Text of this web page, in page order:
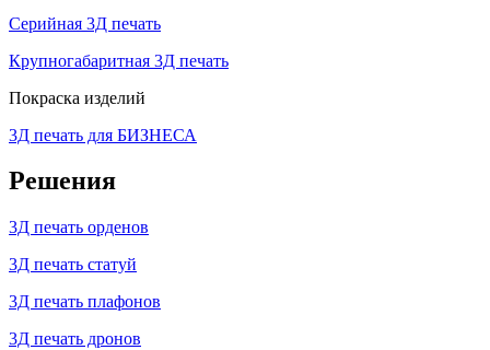
Серийная 3Д печать
Крупногабаритная 3Д печать
Покраска изделий
3Д печать для БИЗНЕСА
Решения
3Д печать орденов
3Д печать статуй
3Д печать плафонов
3Д печать дронов